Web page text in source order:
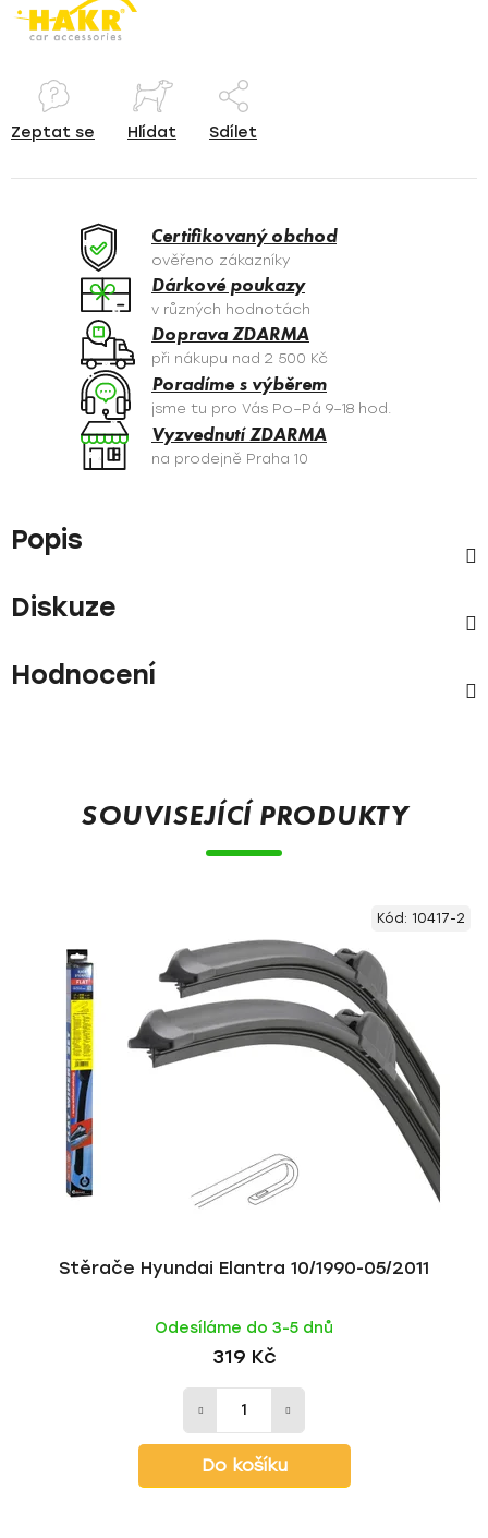
Zeptat se Hlídat Sdílet
Certifikovaný obchod
ověřeno zákazníky
Dárkové poukazy
v různých hodnotách
Doprava ZDARMA
při nákupu nad 2 500 Kč
Poradíme s výběrem
jsme tu pro Vás Po–Pá 9–18 hod.
Vyzvednutí ZDARMA
na prodejně Praha 10
Popis
Diskuze
Hodnocení
SOUVISEJÍCÍ PRODUKTY
Stěrače Hyundai Elantra 10/1990-05/2011
Odesíláme do 3-5 dnů
319 Kč
Do košíku
Kód: 10417-2